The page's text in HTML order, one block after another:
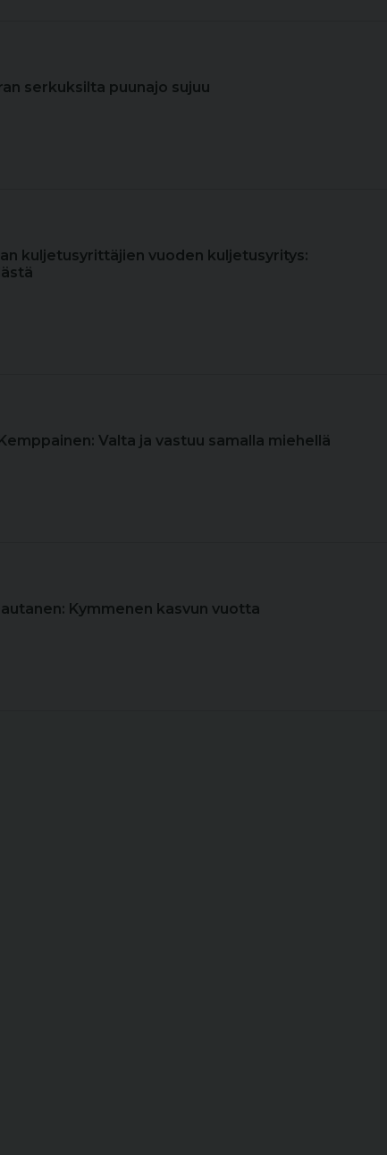
serkuksilta puunajo sujuu
kuljetusyrittäjien vuoden kuljetusyritys:
Valta ja vastuu samalla miehellä
Kymmenen kasvun vuotta